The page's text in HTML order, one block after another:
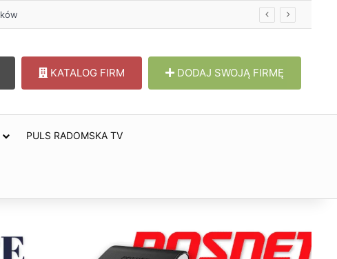
KATALOG FIRM DODAJ SWOJĄ FIRMĘ
PULS RADOMSKA TV